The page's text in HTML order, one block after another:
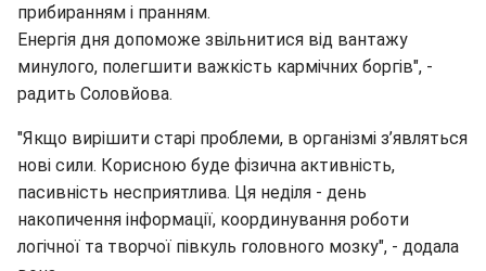
прибиранням і пранням.
Енергія дня допоможе звільнитися від вантажу
минулого, полегшити важкість кармічних боргів", -
радить Соловйова.
"Якщо вирішити старі проблеми, в організмі з’являться
нові сили. Корисною буде фізична активність,
пасивність несприятлива. Ця неділя - день
накопичення інформації, координування роботи
логічної та творчої півкуль головного мозку", - додала